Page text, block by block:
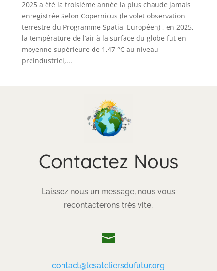
2025 a été la troisième année la plus chaude jamais
enregistrée Selon Copernicus (le volet observation
terrestre du Programme Spatial Européen) , en 2025,
la température de l’air à la surface du globe fut en
moyenne supérieure de 1,47 °C au niveau
préindustriel,...
Contactez Nous
Laissez nous un message, nous vous
recontacterons très vite.

contact@lesateliersdufutur.org